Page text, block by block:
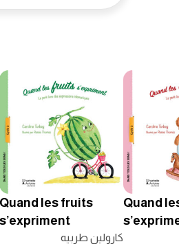
Quand
Quand les fruits
s’expriment
كارولين طربيه